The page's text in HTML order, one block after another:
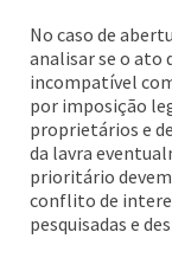
No caso de
analisar se o ato
incompatível
por imposição
proprietários e
da lavra
prioritário
conflito de
pesquisadas e